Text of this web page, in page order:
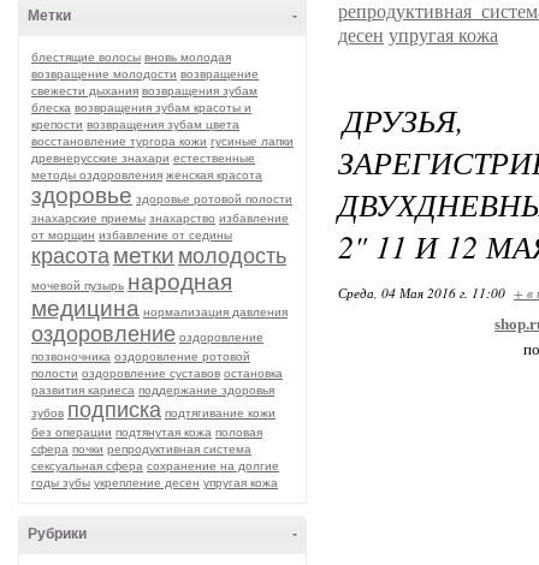
-
Метки
блестящие волосы вновь молодая
возвращение молодости возвращение
свежести дыхания возвращения зубам
блеска возвращения зубам красоты и
крепости возвращения зубам цвета
восстановление тургора кожи гусиные лапки
древнерусские знахари естественные
методы оздоровления женская красота
здоровье здоровье ротовой полости
знахарские приемы знахарство избавление
от морщин избавление от седины
красота метки молодость
мочевой пузырь народная
медицина нормализация давления
оздоровление оздоровление
позвоночника оздоровление ротовой
полости оздоровление суставов остановка
развития кариеса поддержание здоровья
зубов подписка подтягивание кожи
без операции подтянутая кожа половая
сфера почки репродуктивная система
сексуальная сфера сохранение на долгие
годы зубы укрепление десен упругая кожа
-
Рубрики
репродуктивная
десен упругая кожа
2" 11 И 12
Среда, 04 Мая 2016 г. 11:00 + в